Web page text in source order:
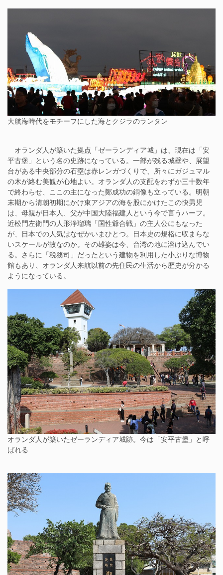
大航海時代をモチーフにした海とクジラのランタン
オランダ人が築いた拠点「ゼーランディア城」は、現在は「安
平古堡」という名の史跡になっている。一部が残る城壁や、展望
台がある中央部分の石塁は赤レンガづくりで、所々にガジュマル
の木が絡む美観が心地よい。オランダ人の支配をわずか三十数年
で終わらせ、ここの主になった鄭成功の銅像も立っている。明朝
末期から清朝初期にかけ東アジアの海を股にかけたこの快男児
は、母親が日本人、父が中国大陸福建人という今で言うハーフ。
近松門左衛門の人形浄瑠璃「国性爺合戦」の主人公にもなった
が、日本での人気はなぜかいまひとつ。日本史の規格に収まらな
いスケールが故なのか。その雄姿は今、台湾の地に溶け込んでい
る。さらに「税務司」だったという建物を利用した小ぶりな博物
館もあり、オランダ人来航以前の先住民の生活から歴史が分かる
ようになっている。
オランダ人が築いたゼーランディア城跡。今は「安平古堡」と呼
ばれる